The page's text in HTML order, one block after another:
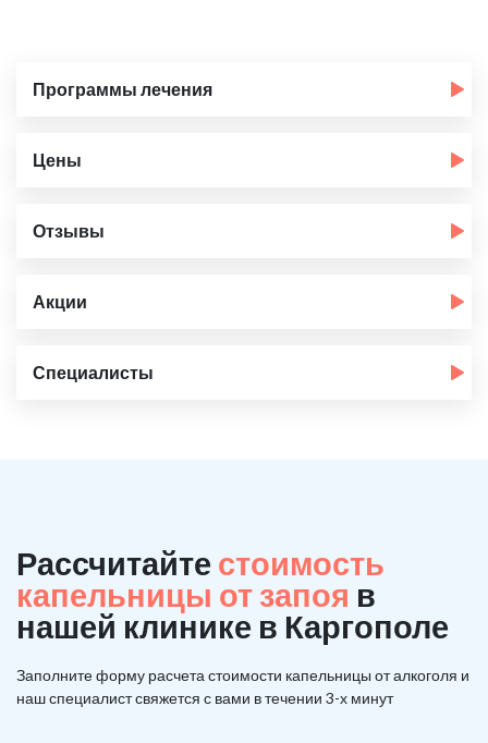
Программы лечения
Цены
Отзывы
Акции
Специалисты
Рассчитайте стоимость
капельницы от запоя в
нашей клинике в Каргополе
Заполните форму расчета стоимости капельницы от алкоголя и
наш специалист свяжется с вами в течении 3-х минут